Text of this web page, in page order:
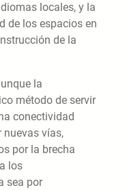
locales, y la
de los espacios en
de la
la
método de servir
conectividad
vías,
por la brecha
los
sea por